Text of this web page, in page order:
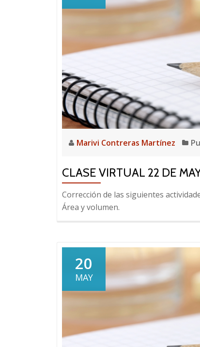
Marivi Contreras Martínez
CLASE VIRTUAL 22 DE
Corrección de las siguientes
Área y volumen.
20
MAY